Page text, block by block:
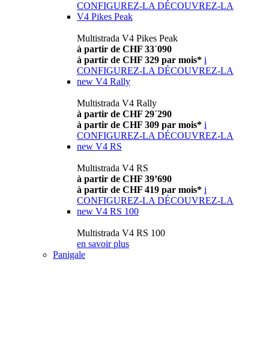
CONFIGUREZ-LA DÉCOUVREZ-LA
V4 Pikes Peak
Multistrada V4 Pikes Peak
à partir de CHF 33´090
à partir de CHF 329 par mois* i
CONFIGUREZ-LA DÉCOUVREZ-LA
new V4 Rally
Multistrada V4 Rally
à partir de CHF 29´290
à partir de CHF 309 par mois* i
CONFIGUREZ-LA DÉCOUVREZ-LA
new V4 RS
Multistrada V4 RS
à partir de CHF 39’690
à partir de CHF 419 par mois* i
CONFIGUREZ-LA DÉCOUVREZ-LA
new V4 RS 100
Multistrada V4 RS 100
en savoir plus
Panigale